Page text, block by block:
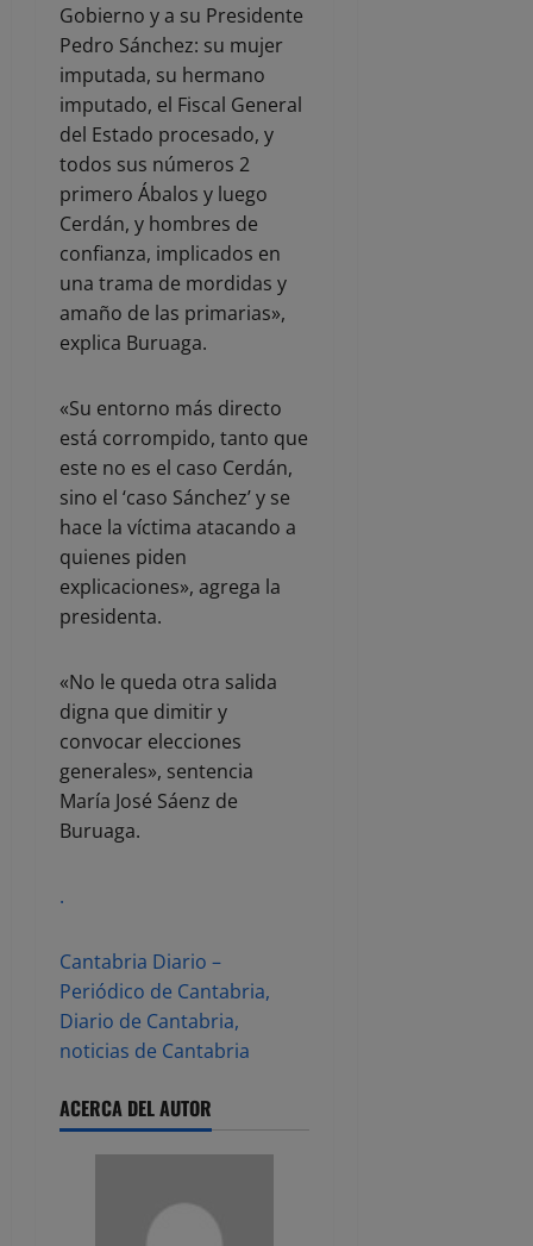
Gobierno y a su Presidente
Pedro Sánchez: su mujer
imputada, su hermano
imputado, el Fiscal General
del Estado procesado, y
todos sus números 2
primero Ábalos y luego
Cerdán, y hombres de
confianza, implicados en
una trama de mordidas y
amaño de las primarias»,
explica Buruaga.
«Su entorno más directo
está corrompido, tanto que
este no es el caso Cerdán,
sino el ‘caso Sánchez’ y se
hace la víctima atacando a
quienes piden
explicaciones», agrega la
presidenta.
«No le queda otra salida
digna que dimitir y
convocar elecciones
generales», sentencia
María José Sáenz de
Buruaga.
.
Cantabria Diario –
Periódico de Cantabria,
Diario de Cantabria,
noticias de Cantabria
ACERCA DEL AUTOR